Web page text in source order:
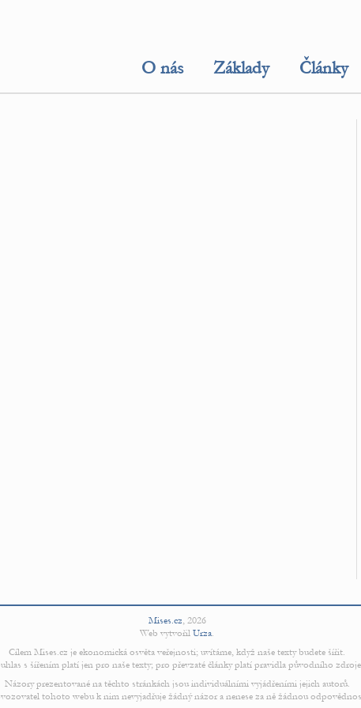
O nás Základy Články
Mises.cz, 2026
Web vytvořil Urza.
Cílem Mises.cz je ekonomická osvěta veřejnosti; uvítáme, když naše texty budete šířit.
s šířením platí jen pro naše texty; pro převzaté články platí pravidla původního
Názory prezentované na těchto stránkách jsou individuálními vyjádřeními jejich autorů.
tohoto webu k nim nevyjadřuje žádný názor a nenese za ně žádnou